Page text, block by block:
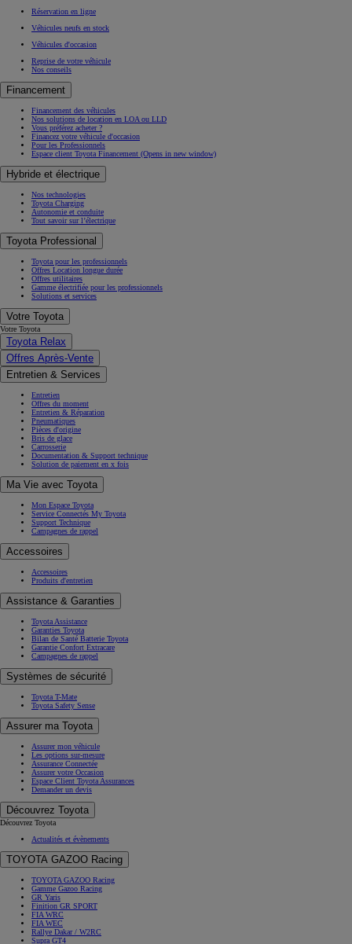
Réservation en ligne
Véhicules neufs en stock
Véhicules d'occasion
Reprise de votre véhicule
Nos conseils
Financement
Financement des véhicules
Nos solutions de location en LOA ou LLD
Vous préférez acheter ?
Financez votre véhicule d'occasion
Pour les Professionnels
Espace client Toyota Financement (Opens in new window)
Hybride et électrique
Nos technologies
Toyota Charging
Autonomie et conduite
Tout savoir sur l’électrique
Toyota Professional
Toyota pour les professionnels
Offres Location longue durée
Offres utilitaires
Gamme électrifiée pour les professionnels
Solutions et services
Votre Toyota
Votre Toyota
Toyota Relax
Offres Après-Vente
Entretien & Services
Entretien
Offres du moment
Entretien & Réparation
Pneumatiques
Pièces d'origine
Bris de glace
Carrosserie
Documentation & Support technique
Solution de paiement en x fois
Ma Vie avec Toyota
Mon Espace Toyota
Service Connectés My Toyota
Support Technique
Campagnes de rappel
Accessoires
Accessoires
Produits d'entretien
Assistance & Garanties
Toyota Assistance
Garanties Toyota
Bilan de Santé Batterie Toyota
Garantie Confort Extracare
Campagnes de rappel
Systèmes de sécurité
Toyota T-Mate
Toyota Safety Sense
Assurer ma Toyota
Assurer mon véhicule
Les options sur-mesure
Assurance Connectée
Assurer votre Occasion
Espace Client Toyota Assurances
Demander un devis
Découvrez Toyota
Découvrez Toyota
Actualités et évènements
TOYOTA GAZOO Racing
TOYOTA GAZOO Racing
Gamme Gazoo Racing
GR Yaris
Finition GR SPORT
FIA WRC
FIA WEC
Rallye Dakar / W2RC
Supra GT4